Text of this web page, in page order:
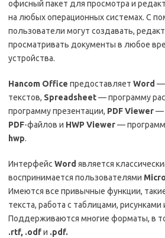
офисный пакет для просмотра и
на любых операционных системах. С
пользователи могут создавать,
просматривать документы в любое
устройства.
Hancom Office предоставляет Word —
текстов, Spreadsheet— программу
программу презентации, PDF Viewer—
PDF-файлов и HWP Viewer—
hwp.
Интерфейс Word является
воспринимается пользователями
Имеются все привычные функции,
текста, работа с таблицами,
Поддерживаются многие форматы, в
.rtf, .odfи .pdf.